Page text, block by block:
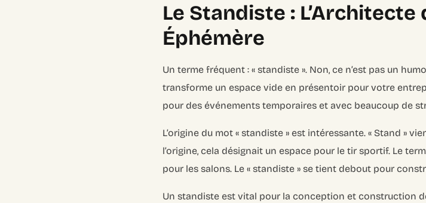
Le Standiste :
Éphémère
Un terme fréquent : « standiste ». Non, ce n’est pas un
transforme un espace vide en présentoir pour votre
pour des événements temporaires et avec beaucoup de
L’origine du mot « standiste » est intéressante. « Stand »
l’origine, cela désignait un espace pour le tir sportif. Le
pour les salons. Le « standiste » se tient debout pour
Un standiste est vital pour la conception et construction